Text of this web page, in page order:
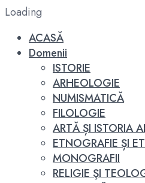
Loading
ACASĂ
Domenii
ISTORIE
ARHEOLOGIE
NUMISMATICĂ
FILOLOGIE
ARTĂ ȘI ISTORIA
ETNOGRAFIE ȘI
MONOGRAFII
RELIGIE ŞI